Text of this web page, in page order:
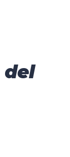
del